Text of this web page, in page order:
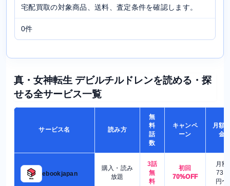
宅配買取の対象商品、送料、査定条件を確認します。
0件
真・女神転生 デビルチルドレンを読める・探
せる全サービス一覧
サービス名 読み方
無
料
話
数
キャンペ
ーン
月額
金
ebookjapan
購入・読み
放題
3話
無
料
初回
70%OFF
月額
730
円〜